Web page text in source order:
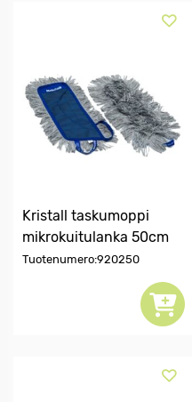
Kristall taskumoppi
mikrokuitulanka 50cm
Tuotenumero:920250